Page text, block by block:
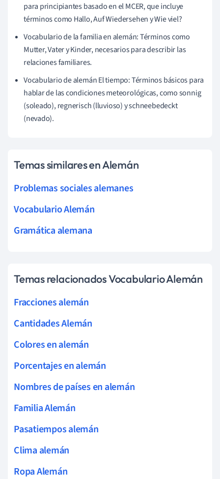
para principiantes basado en el MCER, que incluye
términos como Hallo, Auf Wiedersehen y Wie viel?
Vocabulario de la familia en alemán: Términos como
Mutter, Vater y Kinder, necesarios para describir las
relaciones familiares.
Vocabulario de alemán El tiempo: Términos básicos para
hablar de las condiciones meteorológicas, como sonnig
(soleado), regnerisch (lluvioso) y schneebedeckt
(nevado).
Temas similares en Alemán
Problemas sociales alemanes
Vocabulario Alemán
Gramática alemana
Temas relacionados Vocabulario Alemán
Fracciones alemán
Cantidades Alemán
Colores en alemán
Porcentajes en alemán
Nombres de países en alemán
Familia Alemán
Pasatiempos alemán
Clima alemán
Ropa Alemán